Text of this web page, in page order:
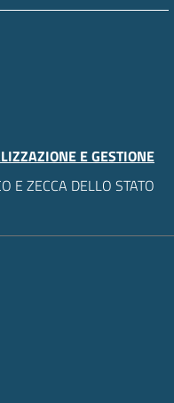
E GESTIONE
E ZECCA DELLO STATO